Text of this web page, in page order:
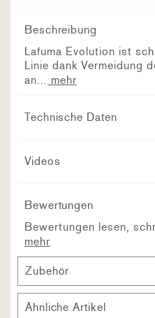
Beschreibung
Lafuma Evolution ist
Linie dank Vermeidung
an...
mehr
Technische Daten
Videos
Bewertungen
Bewertungen lesen,
mehr
Zubehör
Ähnliche Artikel